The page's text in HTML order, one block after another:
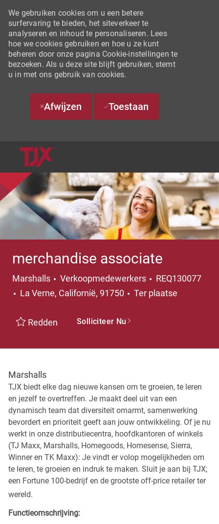
We gebruiken cookies om u een betere
surfervaring te bieden, het siteverkeer te
analyseren en inhoud te personaliseren. Lees
hoe we cookies gebruiken en hoe u ze kunt
beheren door onze pagina Cookie-instellingen te
bezoeken. Als u deze site blijft gebruiken, stemt
u in met ons gebruik van cookies.
Afwijzen Toestaan
merchandise associate
Marshalls Categorie
Verkoopmedewerkers
REQ130077
Plaats
La Verne, Californië, 91750 Ter plaatse
Redden Solliciteer Nu
Marshalls
TJX biedt elke dag nieuwe kansen om te groeien, te leren
en jezelf te overtreffen. Je maakt deel uit van een
dynamisch team dat diversiteit omarmt, samenwerking
bevordert en prioriteit geeft aan jouw ontwikkeling. Of je nu
werkt in onze distributiecentra, hoofdkantoren of winkels
(TJ Maxx, Marshalls, Homegoods, Homesense, Sierra,
Winner en TK Maxx): Je vindt er volop mogelijkheden om
te leren, te groeien en indruk te maken. Sluit je aan bij TJX;
een Fortune 100-bedrijf en de grootste off-price retailer ter
wereld.
Functieomschrijving: